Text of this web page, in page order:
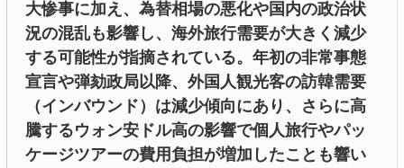
大惨事に加え、為替相場の悪化や国内の政治状
況の混乱も影響し、海外旅行需要が大きく減少
する可能性が指摘されている。年初の非常事態
宣言や弾劾政局以降、外国人観光客の訪韓需要
（インバウンド）は減少傾向にあり、さらに高
騰するウォン安ドル高の影響で個人旅行やパッ
ケージツアーの費用負担が増加したことも響い